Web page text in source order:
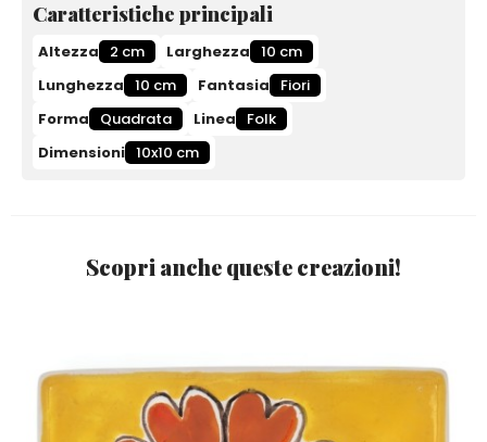
Caratteristiche principali
Altezza 2 cm Larghezza 10 cm
Lunghezza 10 cm Fantasia
Fiori
Forma
Quadrata Linea
Folk
Dimensioni 10x10 cm
Scopri anche queste creazioni!